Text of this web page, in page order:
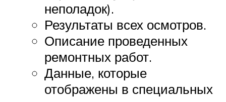
неполадок).
Результаты всех осмотров.
Описание проведенных
ремонтных работ.
Данные, которые
отображены в специальных